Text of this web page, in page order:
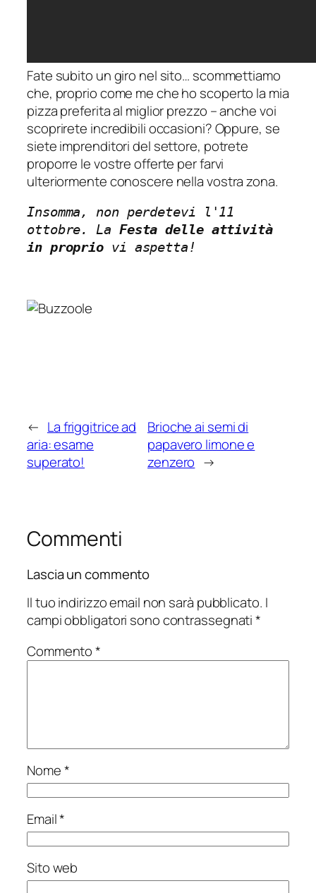
Fate subito un giro nel sito… scommettiamo
che, proprio come me che ho scoperto la mia
pizza preferita al miglior prezzo – anche voi
scoprirete incredibili occasioni? Oppure, se
siete imprenditori del settore, potrete
proporre le vostre offerte per farvi
ulteriormente conoscere nella vostra zona.
Insomma, non perdetevi l'11
ottobre. La Festa delle attività
in proprio vi aspetta!
← La friggitrice ad
aria: esame
superato!
Brioche ai semi di
papavero limone e
zenzero →
Commenti
Lascia un commento
Il tuo indirizzo email non sarà pubblicato. I
campi obbligatori sono contrassegnati*
Commento*
Nome*
Email*
Sito web